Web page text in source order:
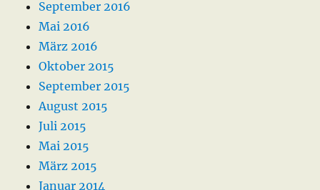
September 2016
Mai 2016
März 2016
Oktober 2015
September 2015
August 2015
Juli 2015
Mai 2015
März 2015
Januar 2014